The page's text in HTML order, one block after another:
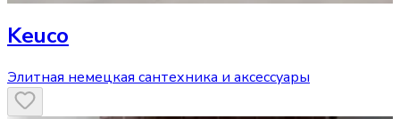
Keuco
Элитная немецкая сантехника и аксессуары